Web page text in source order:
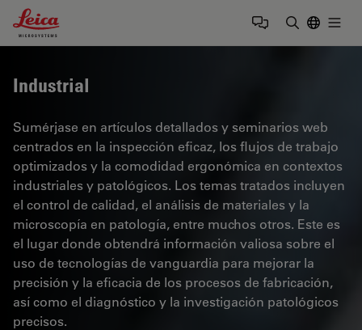
Leica Microsystems Logo
Industrial
Sumérjase en artículos detallados y seminarios web
centrados en la inspección eficaz, los flujos de trabajo
optimizados y la comodidad ergonómica en contextos
industriales y patológicos. Los temas tratados incluyen
el control de calidad, el análisis de materiales y la
microscopía en patología, entre muchos otros. Este es
el lugar donde obtendrá información valiosa sobre el
uso de tecnologías de vanguardia para mejorar la
precisión y la eficacia de los procesos de fabricación,
así como el diagnóstico y la investigación patológicos
precisos.